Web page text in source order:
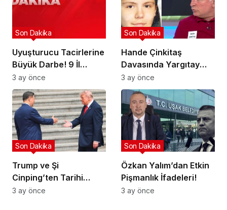
Uyuşturucu Tacirlerine
Büyük Darbe! 9 İl
Hedefte!
Son Dakika
3 ay önce
Hande Çinkitaş
Davasında Yargıtay
Kararı!
Son Dakika
3 ay önce
Trump ve Şi
Cinping’ten Tarihi
Ortaklık Mesajı
Son Dakika
3 ay önce
Özkan Yalım’dan Etkin
Pişmanlık İfadeleri!
Son Dakika
3 ay önce